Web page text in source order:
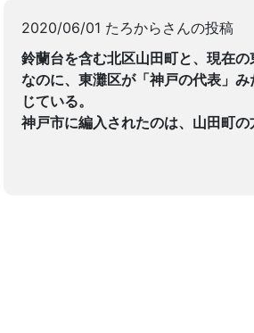
2020/06/01 たろからさんの投稿
鈴蘭台を含む北区山田町と、現在の
なのに、東灘区が「神戸の代表」
じている。
神戸市に編入されたのは、山田町